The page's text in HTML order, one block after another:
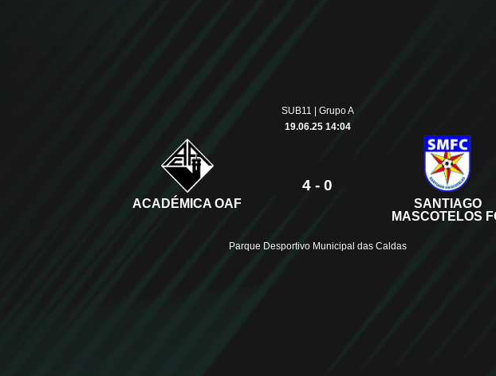
SUB11 | Grupo A
19.06.25 14:04
ACADÉMICA OAF
4 - 0
SANTIAGO
MASCOTELOS
Parque Desportivo Municipal das Caldas